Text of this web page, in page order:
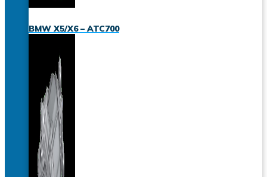
BMW X5/X6 – ATC700